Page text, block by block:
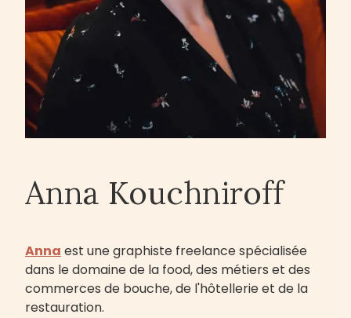
Anna Kouchniroff
Anna est une graphiste freelance spécialisée
dans le domaine de la food, des métiers et des
commerces de bouche, de l'hôtellerie et de la
restauration.